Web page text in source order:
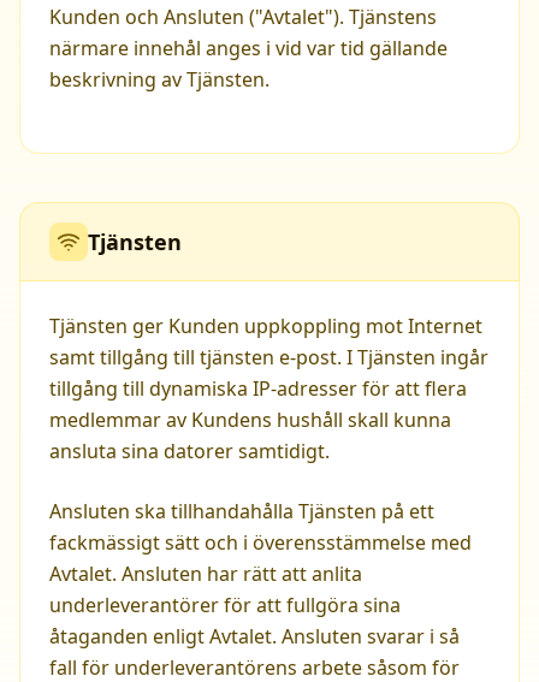
Kunden och Ansluten ("Avtalet"). Tjänstens
närmare innehål anges i vid var tid gällande
beskrivning av Tjänsten.
Tjänsten
Tjänsten ger Kunden uppkoppling mot Internet
samt tillgång till tjänsten e-post. I Tjänsten ingår
tillgång till dynamiska IP-adresser för att flera
medlemmar av Kundens hushåll skall kunna
ansluta sina datorer samtidigt.
Ansluten ska tillhandahålla Tjänsten på ett
fackmässigt sätt och i överensstämmelse med
Avtalet. Ansluten har rätt att anlita
underleverantörer för att fullgöra sina
åtaganden enligt Avtalet. Ansluten svarar i så
fall för underleverantörens arbete såsom för